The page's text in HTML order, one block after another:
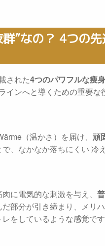
”なの？ 4つの
された4つのパワフルな痩
インへと導くための重要な
（温かさ）を届け、 頑
、なかなか落ちにくい 冷
に電気的な刺激を与え、
部分が引き締まり、メリ
をしているような感覚です